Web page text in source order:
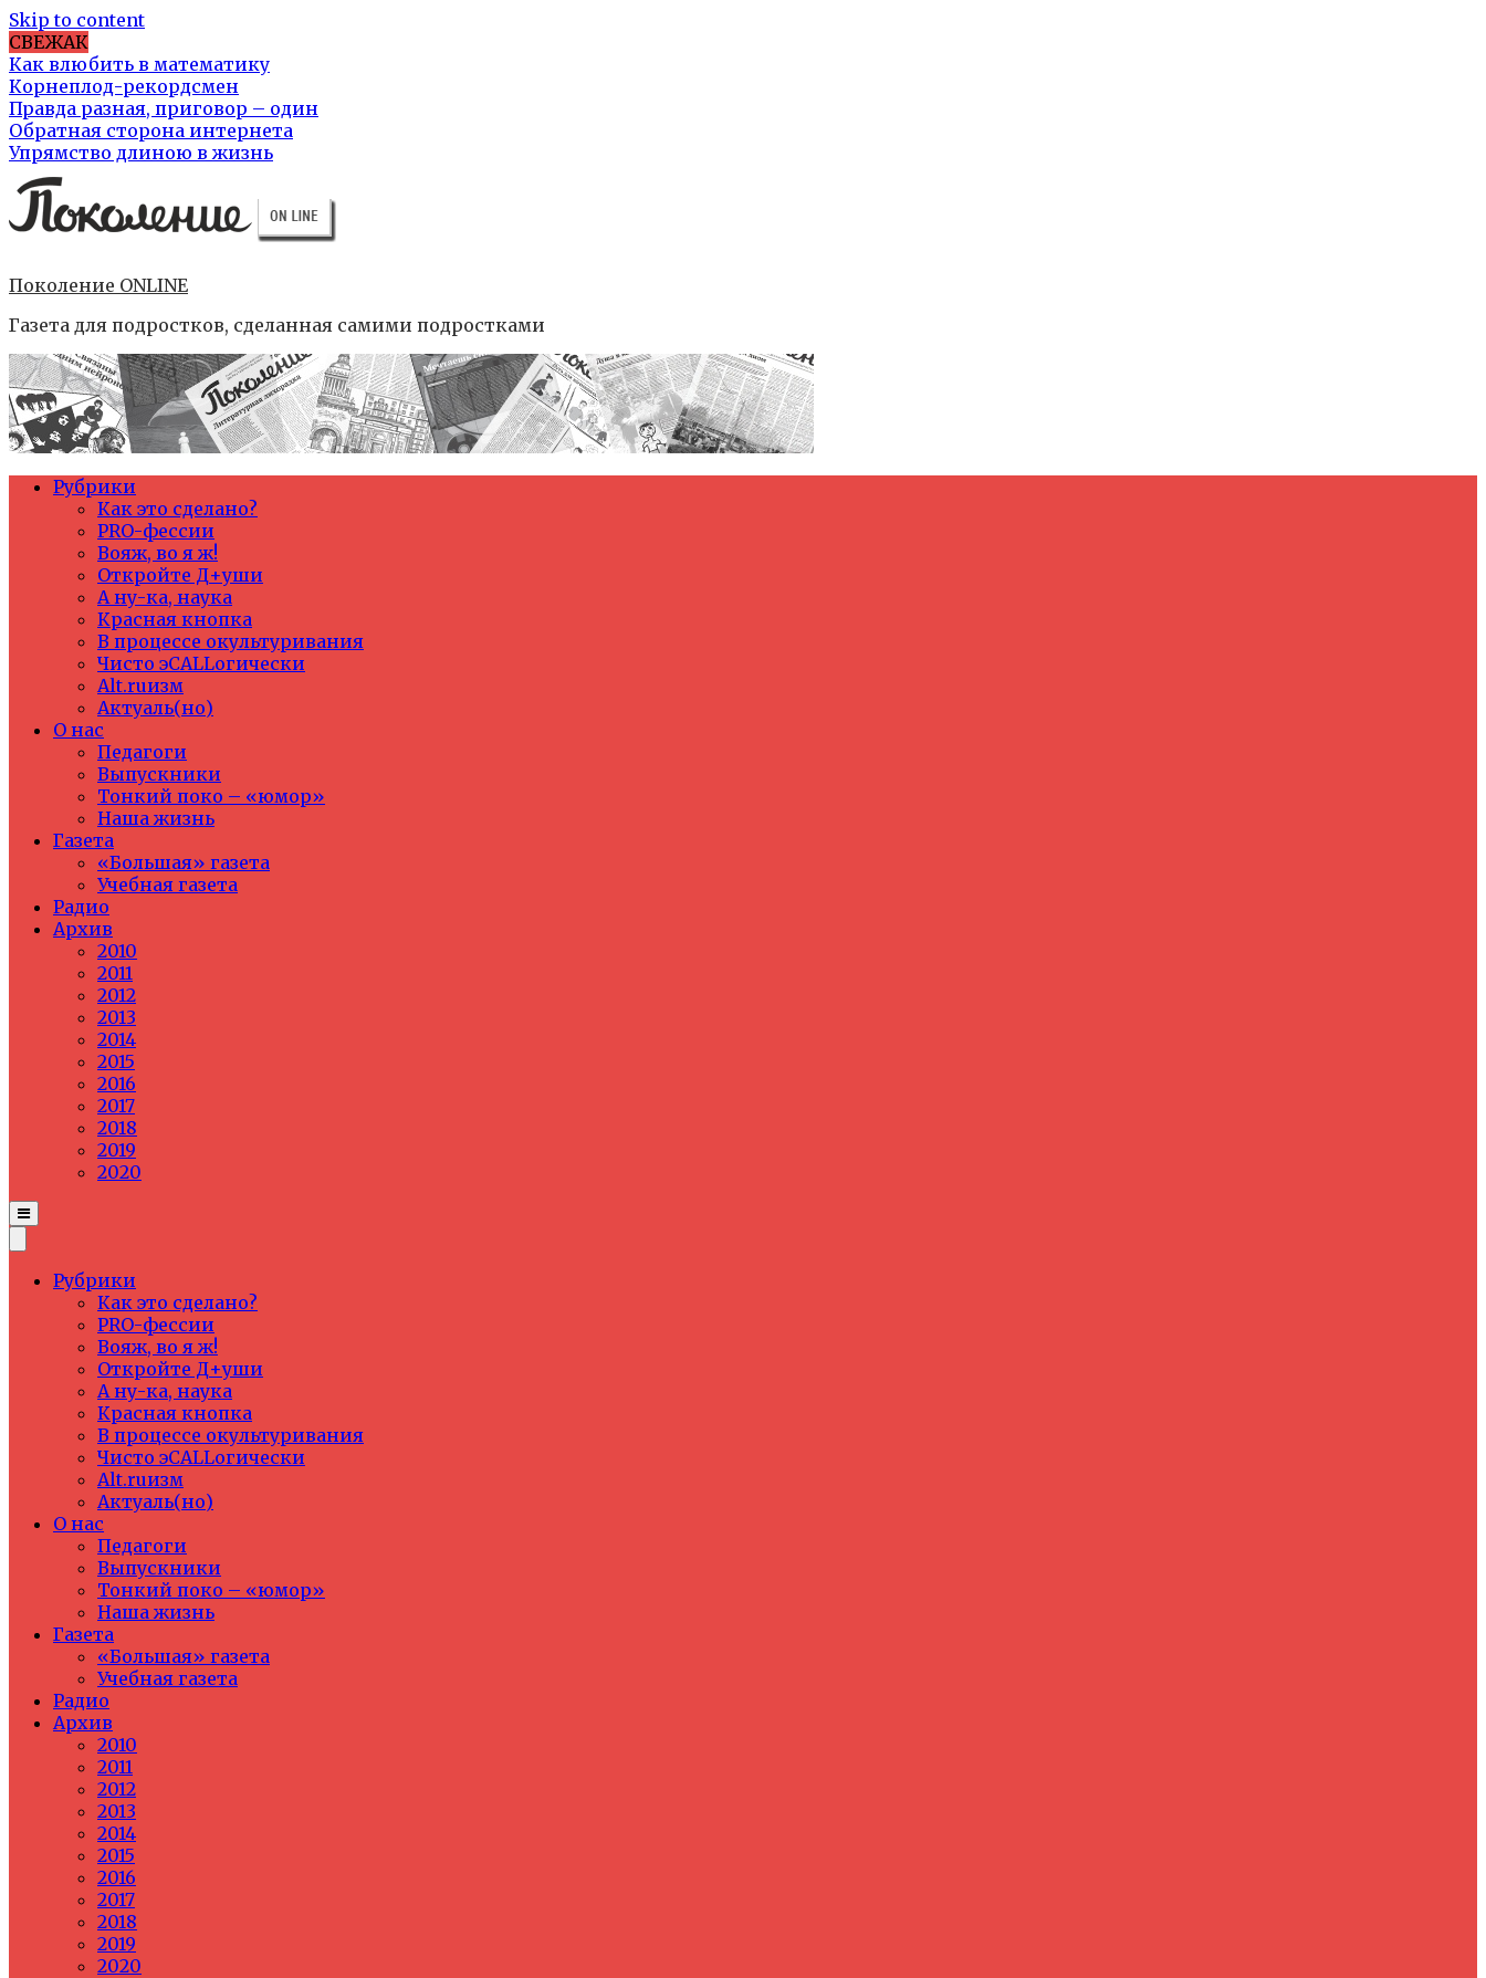
Skip to content
СВЕЖАК
Как влюбить в математику
Корнеплод-рекордсмен
Правда разная, приговор – один
Обратная сторона интернета
Упрямство длиною в жизнь
Поколение ONLINE
Газета для подростков, сделанная самими подростками
Рубрики
Как это сделано?
PRO-фессии
Вояж, во я ж!
Откройте Д+уши
А ну-ка, наука
Красная кнопка
В процессе окультуривания
Чисто эCALLогически
Alt.ruизм
Актуаль(но)
О нас
Педагоги
Выпускники
Тонкий поко – «юмор»
Наша жизнь
Газета
«Большая» газета
Учебная газета
Радио
Архив
2010
2011
2012
2013
2014
2015
2016
2017
2018
2019
2020
Рубрики
Как это сделано?
PRO-фессии
Вояж, во я ж!
Откройте Д+уши
А ну-ка, наука
Красная кнопка
В процессе окультуривания
Чисто эCALLогически
Alt.ruизм
Актуаль(но)
О нас
Педагоги
Выпускники
Тонкий поко – «юмор»
Наша жизнь
Газета
«Большая» газета
Учебная газета
Радио
Архив
2010
2011
2012
2013
2014
2015
2016
2017
2018
2019
2020